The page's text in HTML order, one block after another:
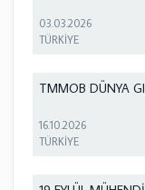
03.03.2026
TÜRKİYE
TMMOB DÜNYA
16.10.2026
TÜRKİYE